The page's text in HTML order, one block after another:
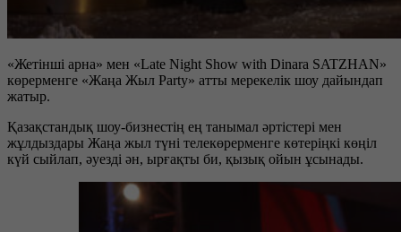
«Жетінші арна» мен «Late Night Show with Dinara SATZHAN»
көрерменге «Жаңа Жыл Party» атты мерекелік шоу дайындап
жатыр.
Қазақстандық шоу-бизнестің ең танымал әртістері мен
жұлдыздары Жаңа жыл түні телекөрерменге көтеріңкі көңіл
күй сыйлап, әуезді ән, ырғақты би, қызық ойын ұсынады.